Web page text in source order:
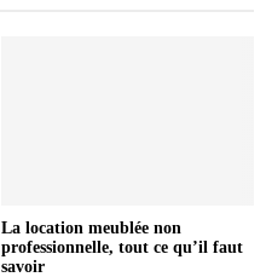
La location meublée non
professionnelle, tout ce qu’il faut
savoir